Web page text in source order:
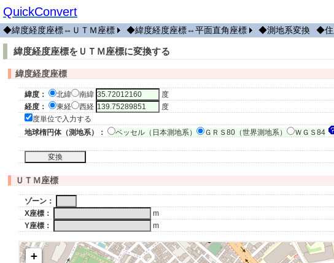
QuickConvert
◆緯度経度座標⇔ＵＴＭ座標 ◆緯度経度座標⇔平面直角座標 ◆測地系変換 ◆住
緯度経度座標をＵＴＭ座標に変換する
緯度経度座標
緯度： 北緯 南緯
度
経度：
東経 西経
度
度単位で入力する
地球楕円体（測地系）：
ベッセル（日本測地系） ＧＲＳ80（世界測地系） ＷＧＳ84
ＵＴＭ座標
ゾーン：
X座標：
m
Y座標：
m
+